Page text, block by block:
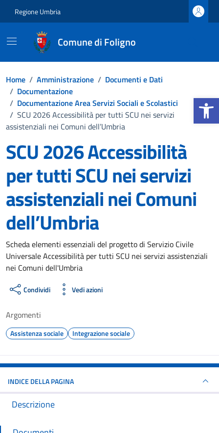
Apri la
Regione Umbria
Comune di Foligno
Home / Amministrazione / Documenti e Dati
/ Documentazione
/ Documentazione Area Servizi Sociali e Scolastici
/ SCU 2026 Accessibilità per tutti SCU nei servizi
assistenziali nei Comuni dell’Umbria
SCU 2026 Accessibilità
per tutti SCU nei servizi
assistenziali nei Comuni
dell’Umbria
Dettagli del documento
Scheda elementi essenziali del progetto di Servizio Civile
Universale Accessibilità per tutti SCU nei servizi assistenziali
nei Comuni dell'Umbria
Condividi Vedi azioni
Argomenti
Assistenza sociale Integrazione sociale
INDICE DELLA PAGINA
Descrizione